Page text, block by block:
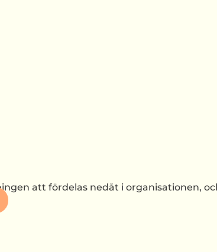
att fördelas nedåt i organisationen,